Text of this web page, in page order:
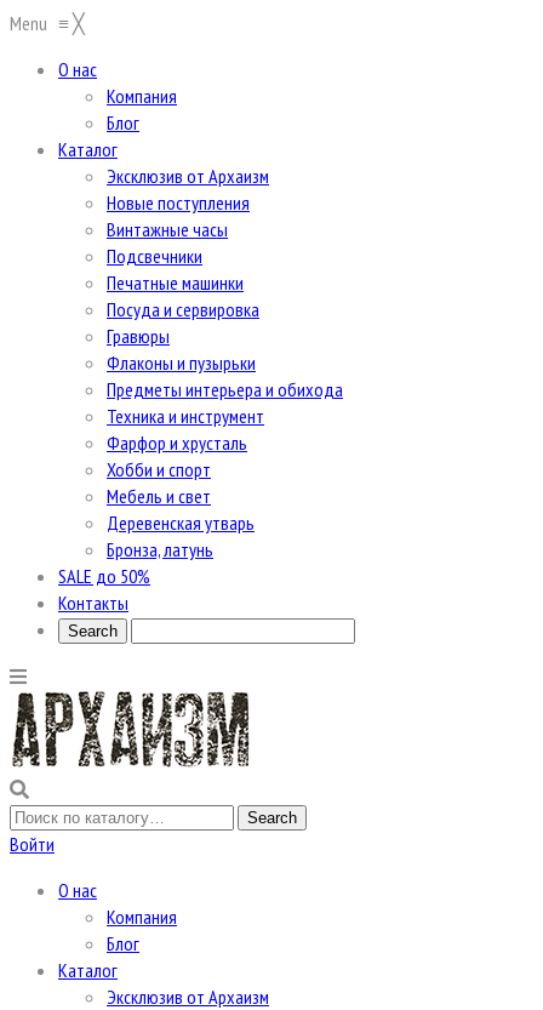
Menu ≡╳
О нас
Компания
Блог
Каталог
Эксклюзив от Архаизм
Новые поступления
Винтажные часы
Подсвечники
Печатные машинки
Посуда и сервировка
Гравюры
Флаконы и пузырьки
Предметы интерьера и обихода
Техника и инструмент
Фарфор и хрусталь
Хобби и спорт
Мебель и свет
Деревенская утварь
Бронза, латунь
SALE до 50%
Контакты
Войти
О нас
Компания
Блог
Каталог
Эксклюзив от Архаизм